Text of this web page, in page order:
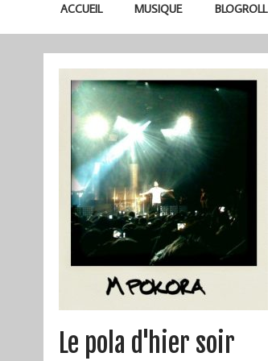
ACCUEIL MUSIQUE BLOGROLL
Le pola d'hier soir